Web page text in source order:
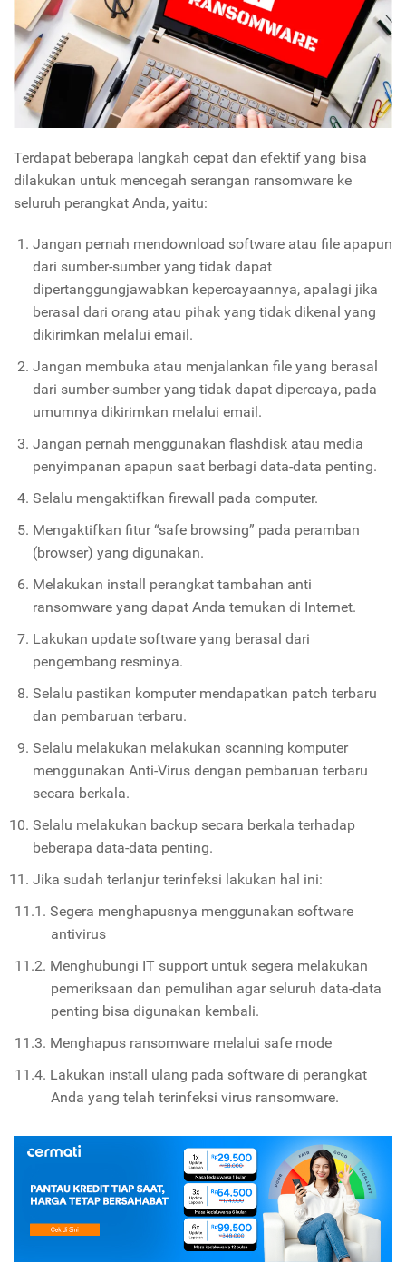
Terdapat beberapa langkah cepat dan efektif yang bisa
dilakukan untuk mencegah serangan ransomware ke
seluruh perangkat Anda, yaitu:
Jangan pernah mendownload software atau file apapun
dari sumber-sumber yang tidak dapat
dipertanggungjawabkan kepercayaannya, apalagi jika
berasal dari orang atau pihak yang tidak dikenal yang
dikirimkan melalui email.
Jangan membuka atau menjalankan file yang berasal
dari sumber-sumber yang tidak dapat dipercaya, pada
umumnya dikirimkan melalui email.
Jangan pernah menggunakan flashdisk atau media
penyimpanan apapun saat berbagi data-data penting.
Selalu mengaktifkan firewall pada computer.
Mengaktifkan fitur “safe browsing” pada peramban
(browser) yang digunakan.
Melakukan install perangkat tambahan anti
ransomware yang dapat Anda temukan di Internet.
Lakukan update software yang berasal dari
pengembang resminya.
Selalu pastikan komputer mendapatkan patch terbaru
dan pembaruan terbaru.
Selalu melakukan melakukan scanning komputer
menggunakan Anti-Virus dengan pembaruan terbaru
secara berkala.
Selalu melakukan backup secara berkala terhadap
beberapa data-data penting.
Jika sudah terlanjur terinfeksi lakukan hal ini:
Segera menghapusnya menggunakan software
antivirus
Menghubungi IT support untuk segera melakukan
pemeriksaan dan pemulihan agar seluruh data-data
penting bisa digunakan kembali.
Menghapus ransomware melalui safe mode
Lakukan install ulang pada software di perangkat
Anda yang telah terinfeksi virus ransomware.